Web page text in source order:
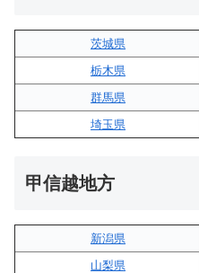
茨城県
栃木県
群馬県
埼玉県
甲信越地方
新潟県
山梨県